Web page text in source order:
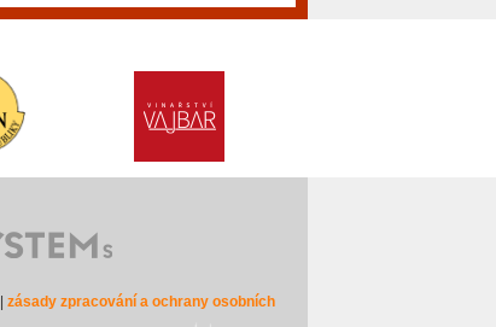
zásady zpracování a ochrany osobních